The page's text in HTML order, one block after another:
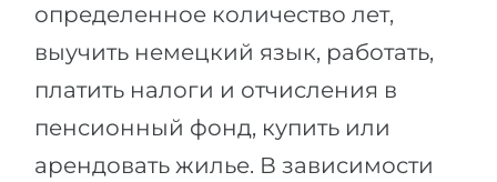
определенное количество лет,
выучить немецкий язык, работать,
платить налоги и отчисления в
пенсионный фонд, купить или
арендовать жилье. В зависимости